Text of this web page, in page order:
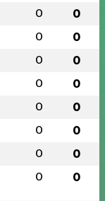
0 0
0 0
0 0
0 0
0 0
0 0
0 0
0 0